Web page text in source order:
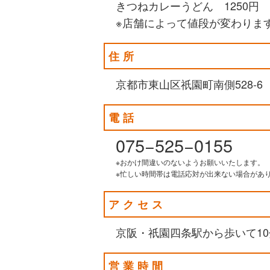
きつねカレーうどん 1250円
※店舗によって値段が変わりま
住所
京都市東山区祇園町南側528-6
電話
075−525−0155
※おかけ間違いのないようお願いいたします。
※忙しい時間帯は電話応対が出来ない場合があり
アクセス
京阪・祇園四条駅から歩いて
営業時間